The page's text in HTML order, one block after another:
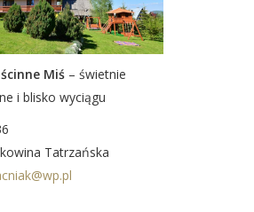
Miś – świetnie
i blisko wyciągu
Tatrzańska